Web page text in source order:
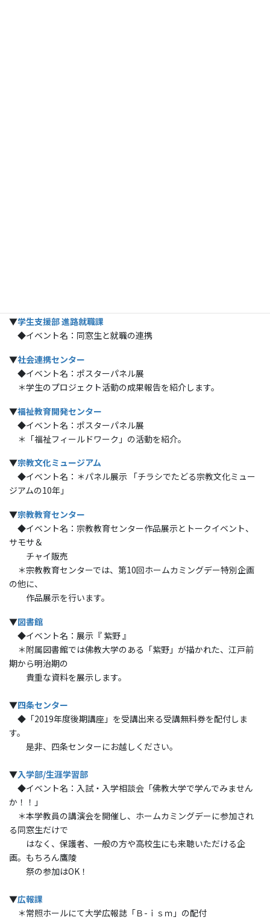
▼学生支援部 進路就職課
◆イベント名：同窓生と就職の連携
▼社会連携センター
◆イベント名：ポスターパネル展
＊学生のプロジェクト活動の成果報告を紹介します。
▼福祉教育開発センター
◆イベント名：ポスターパネル展
＊「福祉フィールドワーク」の活動を紹介。
▼宗教文化ミュージアム
◆イベント名：＊パネル展示 「チラシでたどる宗教文化ミュー
ジアムの10年」
▼宗教教育センター
◆イベント名：宗教教育センター作品展示とトークイベント、
サモサ＆
チャイ販売
＊宗教教育センターでは、第10回ホームカミングデー特別企画
の他に、
作品展示を行います。
▼図書館
◆イベント名：展示『 紫野 』
＊附属図書館では佛教大学のある「紫野」が描かれた、江戸前
期から明治期の
貴重な資料を展示します。
▼四条センター
◆「2019年度後期講座」を受講出来る受講無料券を配付しま
す。
是非、四条センターにお越しください。
▼入学部/生涯学習部
◆イベント名：入試・入学相談会「佛教大学で学んでみません
か！！」
＊本学教員の講演会を開催し、ホームカミングデーに参加され
る同窓生だけで
はなく、保護者、一般の方や高校生にも来聴いただける企
画。もちろん鷹陵
祭の参加はOK！
▼広報課
＊常照ホールにて大学広報誌「Ｂ-ｉｓｍ」の配付